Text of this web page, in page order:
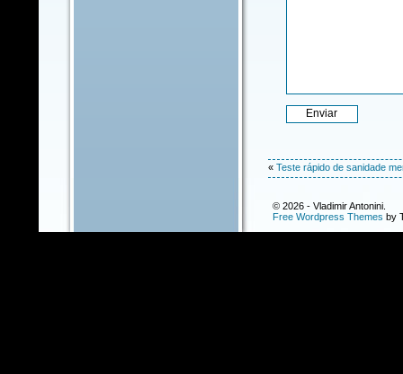
« Teste rápido de sanidade
© 2026 - Vladimir Antonini.
Free Wordpress Themes by